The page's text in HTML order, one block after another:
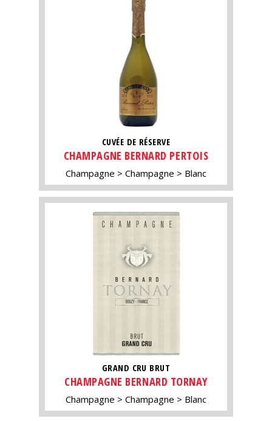
CUVÉE DE RÉSERVE
CHAMPAGNE BERNARD PERTOIS
Champagne Champagne Blanc
GRAND CRU BRUT
CHAMPAGNE BERNARD TORNAY
Champagne Champagne Blanc